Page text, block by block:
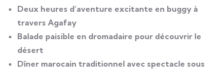
Deux heures d’aventure excitante en buggy à
travers Agafay
Balade paisible en dromadaire pour découvrir le
désert
Dîner marocain traditionnel avec spectacle sous